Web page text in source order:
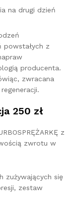
na drugi dzień
powstałych z
producenta.
zwracana
250 zł
z
zwrotu w
zużywających się
zestaw